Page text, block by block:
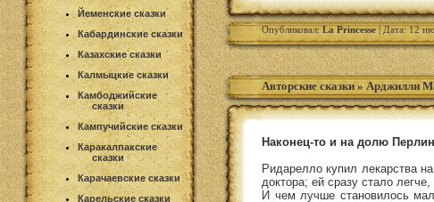
Йеменские сказки
Кабардинские сказки
Казахские сказки
Калмыцкие сказки
Камбоджийские
сказки
Кампучийские сказки
Каракалпакские
сказки
Карачаевские сказки
Карельские сказки
Опубликовал:La Princesse| Дата: 12
Авторские сказки » Арджилли
Наконец-то и на долю
Ридарелло купил лекарства
доктора; ей сразу стало
И чем лучше становилось